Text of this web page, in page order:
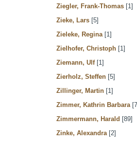
Ziegler, Frank-Thomas [1]
Zieke, Lars [5]
Zieleke, Regina [1]
Zielhofer, Christoph [1]
Ziemann, Ulf[1]
Zierholz, Steffen [5]
Zillinger, Martin [1]
Zimmer, Kathrin Barbara
Zimmermann, Harald [89]
Zinke, Alexandra [2]